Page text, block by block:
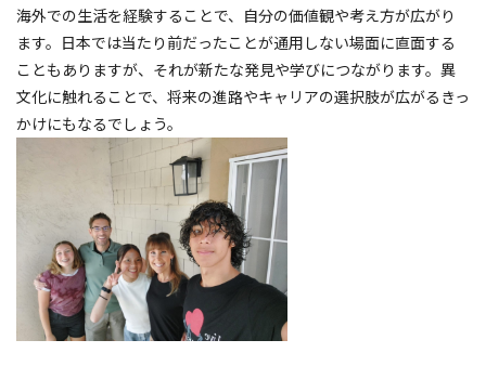
海外での生活を経験することで、自分の価値観や考え方が広がり
ます。日本では当たり前だったことが通用しない場面に直面する
こともありますが、それが新たな発見や学びにつながります。異
文化に触れることで、将来の進路やキャリアの選択肢が広がるきっ
かけにもなるでしょう。